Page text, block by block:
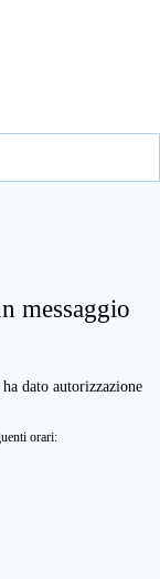
messaggio
dato autorizzazione
orari: